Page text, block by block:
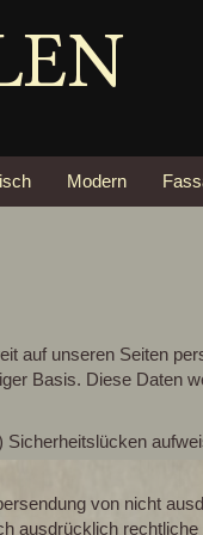
Modern
auf unseren Seiten
Basis. Diese Daten
von nicht
ausdrücklich